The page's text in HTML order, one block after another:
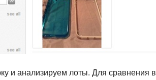
и анализируем лоты. Для сравнения